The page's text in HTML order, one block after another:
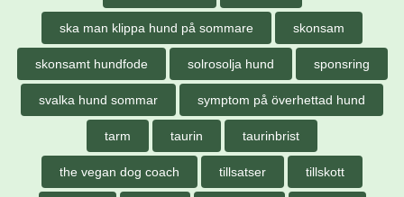
ska man klippa hund på sommare skonsam
skonsamt hundfode solrosolja hund sponsring
svalka hund sommar symptom på överhettad hund
tarm taurin taurinbrist
the vegan dog coach tillsatser tillskott